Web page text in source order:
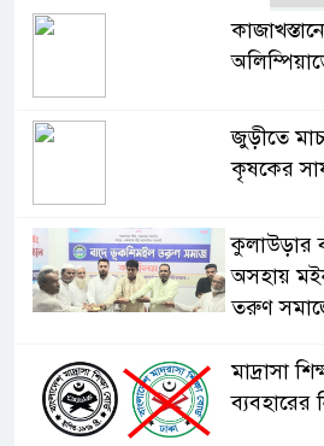
জুড়ীতে
কৃষকের
কুলাউড়ার
অসহায়
তরুণ
মাদ্রাসা
ব্যবহারের